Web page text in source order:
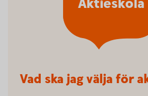
Vad ska jag välja för
Aktieskola